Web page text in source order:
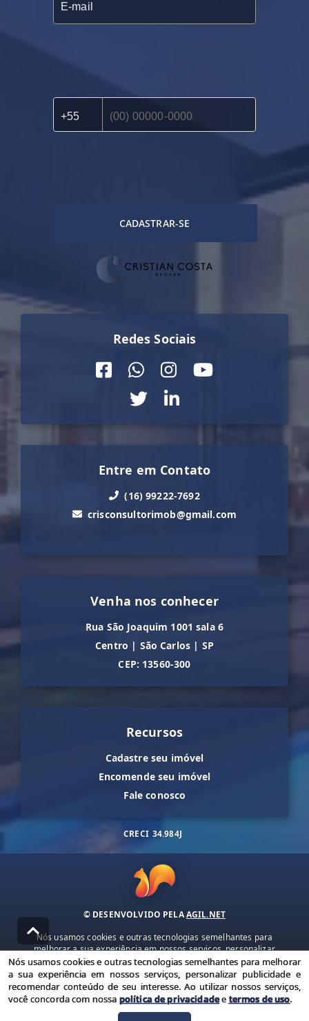
CADASTRAR-SE
Redes Sociais
Entre em Contato
(16) 99222-7692
crisconsultorimob@gmail.com
Venha nos conhecer
Rua São Joaquim 1001 sala 6
Centro | São Carlos | SP
CEP: 13560-300
Recursos
Cadastre seu imóvel
Encomende seu imóvel
Fale conosco
CRECI 34.984J
© DESENVOLVIDO PELAAGIL.NET
Nós usamos cookies e outras tecnologias semelhantes para
melhorar a sua experiência em nossos serviços, personalizar
publicidade e recomendar conteúdo de seu interesse. Ao utilizar
nossos serviços, você concorda com nossa política de privacidade e
termos de uso.
Política de Privacidade Termos de uso
Nós usamos cookies e outras tecnologias semelhantes para melhorar
a sua experiência em nossos serviços, personalizar publicidade e
recomendar conteúdo de seu interesse. Ao utilizar nossos serviços,
você concorda com nossa política de privacidadeetermos de uso.